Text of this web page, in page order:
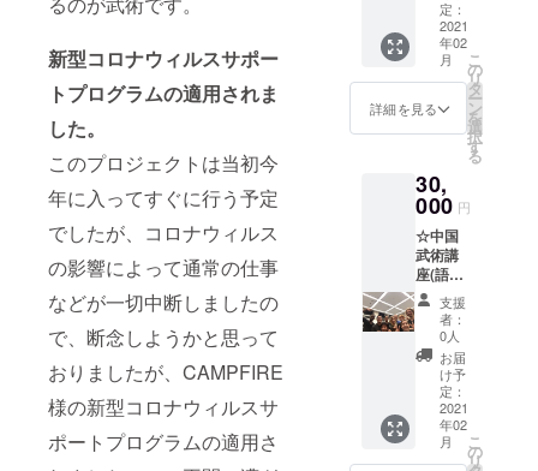
新型コロナウィルスサポー
トプログラムの適用されま
した。
このプロジェクトは当初今
年に入ってすぐに行う予定
でしたが、コロナウィルス
の影響によって通常の仕事
などが一切中断しましたの
で、断念しようかと思って
おりましたが、CAMPFIRE
様の新型コロナウィルスサ
ポートプログラムの適用さ
合はご
連絡下
さい。
した
ら、ど
すが、
関西圏
以外の
遠方の
方は、
ご相談
して下
さい。
で、何
卒ご了
承くだ
さい 関
外での
体験講
連絡下
さい。
☆日本
国内で
した
ら、ど
こでも
参りま
すが、
関西圏
以外の
遠方の
方は、
ご相談
の予定
★20名
以上超
える場
合は、
ご連絡
2月上旬
頃から
体験講
座を開
始しま
す) ＊場
所 (会場
は関西
圏での
阿倍野
スポー
ツセン
ター、
木津川
市いず
体のコ
ント
ロール
を徹底
して学
ぶこと
なジャ
ンルの
ツでも
活躍で
きま
す。 ご
要望に
添えま
す。 ★
複数名
での参
加可能
です ★
講座時
術の練
習と説
明で
す、海
外旅行
や留学
など一
不安な
どを解
消して
いただ
ければ
と思い
ます。
ご要望
に添え
ます。
★複数
名での
参加可
能です
★講座
定：
2021
年02
月
詳細を見る
こ
の
リ
タ
ー
ン
を
選
択
す
る
30,
000 円
☆中国
武術講
座(語学
コース)
自然門
武術、
シラッ
ト、詠
春拳、
太極
拳、武
壇八卦
掌など
支援
者：
0人
お届
け予
定：
2021
年02
月
こ
の
リ